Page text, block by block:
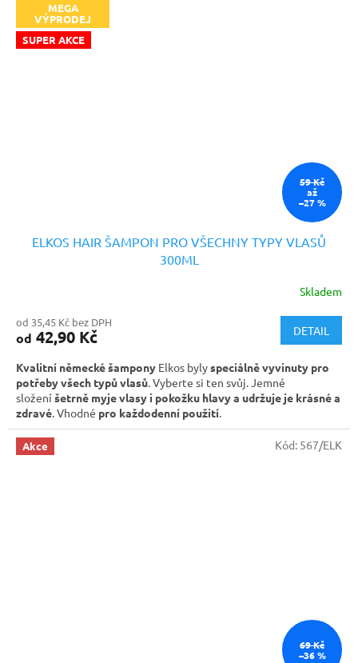
MEGA
VÝPRODEJ
SUPER AKCE
59 Kč
až
–27 %
ELKOS HAIR ŠAMPON PRO VŠECHNY TYPY VLASŮ
300ML
Skladem
od 35,45 Kč bez DPH
od 42,90 Kč DETAIL
Kvalitní německé šampony Elkos bylyspeciálně vyvinuty pro
potřeby všech typů vlasů. Vyberte si ten svůj. Jemné
složení šetrně myje vlasy i pokožku hlavy a udržuje je krásné a
zdravé. Vhodné pro každodenní použití.
Akce
69 Kč
–36 %
Kód: 567/ELK